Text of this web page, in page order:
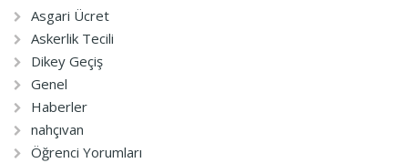
Asgari Ücret
Askerlik Tecili
Dikey Geçiş
Genel
Haberler
nahçıvan
Öğrenci Yorumları